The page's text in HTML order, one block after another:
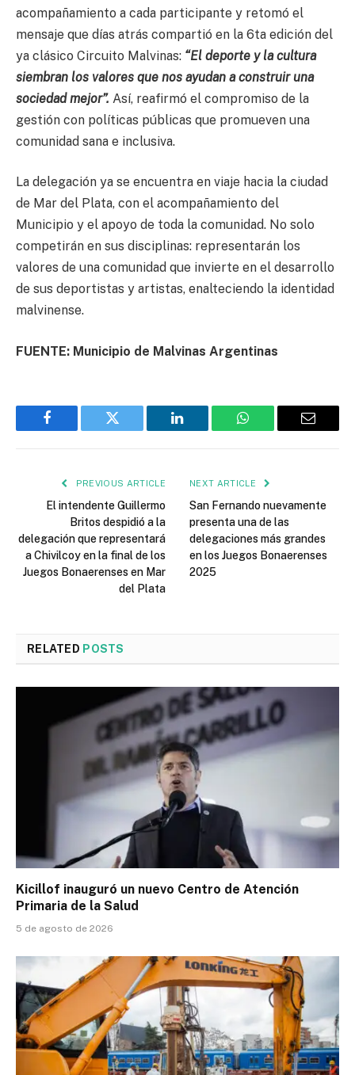
acompañamiento a cada participante y retomó el
mensaje que días atrás compartió en la 6ta edición del
ya clásico Circuito Malvinas: “El deporte y la cultura
siembran los valores que nos ayudan a construir una
sociedad mejor”. Así, reafirmó el compromiso de la
gestión con políticas públicas que promueven una
comunidad sana e inclusiva.
La delegación ya se encuentra en viaje hacia la ciudad
de Mar del Plata, con el acompañamiento del
Municipio y el apoyo de toda la comunidad. No solo
competirán en sus disciplinas: representarán los
valores de una comunidad que invierte en el desarrollo
de sus deportistas y artistas, enalteciendo la identidad
malvinense.
FUENTE: Municipio de Malvinas Argentinas
Facebook Twitter LinkedIn WhatsApp Email
PREVIOUS ARTICLE
El intendente Guillermo
Britos despidió a la
delegación que representará
a Chivilcoy en la final de los
Juegos Bonaerenses en Mar
del Plata
NEXT ARTICLE
San Fernando nuevamente
presenta una de las
delegaciones más grandes
en los Juegos Bonaerenses
2025
RELATED POSTS
Kicillof inauguró un nuevo Centro de Atención
Primaria de la Salud
5 de agosto de 2026